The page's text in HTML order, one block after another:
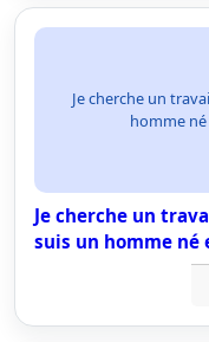
Je cherche un
homme né
Je cherche un
suis un homme né